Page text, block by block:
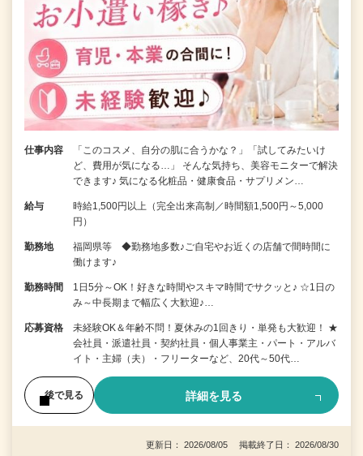
仕事内容
「このコスメ、自分の肌に合うかな？」「試してみたいけ
ど、費用が気になる…」 そんな気持ち、美容モニターで解決
できます♪ 気になる化粧品・健康食品・サプリメン…
給与
時給1,500円以上（完全出来高制／時間額1,500円～5,000
円）
勤務地
福岡県等 ◆勤務地多数♪ご自宅やお近くの店舗で間時間に
働けます♪
勤務時間
1日5分～OK！好きな時間やスキマ時間でサクッと♪ ☆1日の
み～中長期まで幅広く大歓迎♪…
応募資格
未経験OK＆年齢不問！夏休みの1回きり・単発も大歓迎！ ★
会社員・派遣社員・契約社員・個人事業主・パート・アルバ
イト・主婦（夫）・フリーターなど、20代～50代…
後で見る 詳細を見る
更新日： 2026/08/05 掲載終了日： 2026/08/30